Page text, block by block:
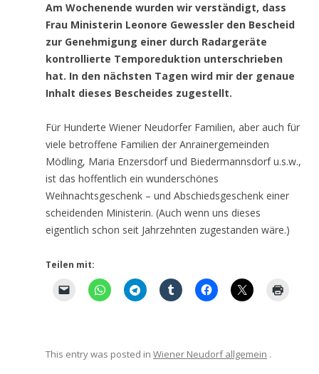
Am Wochenende wurden wir verständigt, dass
Frau Ministerin Leonore Gewessler den Bescheid
zur Genehmigung einer durch Radargeräte
kontrollierte Temporeduktion unterschrieben
hat. In den nächsten Tagen wird mir der genaue
Inhalt dieses Bescheides zugestellt.
Für Hunderte Wiener Neudorfer Familien, aber auch für
viele betroffene Familien der Anrainergemeinden
Mödling, Maria Enzersdorf und Biedermannsdorf u.s.w.,
ist das hoffentlich ein wunderschönes
Weihnachtsgeschenk – und Abschiedsgeschenk einer
scheidenden Ministerin. (Auch wenn uns dieses
eigentlich schon seit Jahrzehnten zugestanden wäre.)
Teilen mit:
This entry was posted in Wiener Neudorf allgemein .